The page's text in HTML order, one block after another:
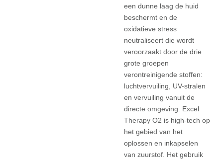
een dunne laag de huid
beschermt en de
oxidatieve stress
neutraliseert die wordt
veroorzaakt door de drie
grote groepen
verontreinigende stoffen:
luchtvervuiling, UV-stralen
en vervuiling vanuit de
directe omgeving. Excel
Therapy O2 is high-tech op
het gebied van het
oplossen en inkapselen
van zuurstof. Het gebruik